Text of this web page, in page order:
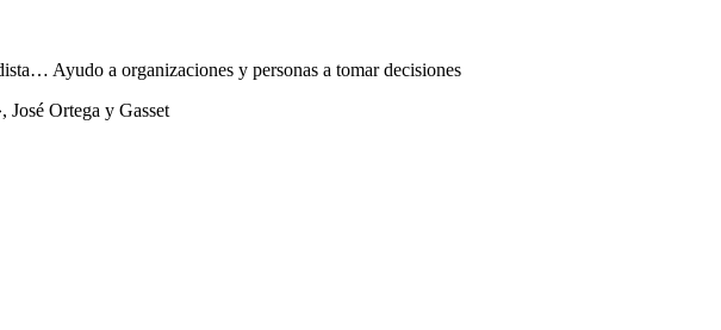
Ayudo a organizaciones y personas a tomar decisiones
José Ortega y Gasset